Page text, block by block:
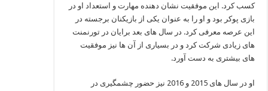
کسب کرد. این موفقیت نشان‌ دهنده مهارت و استعداد او در
بازی پوکر بود و او را به عنوان یکی از بازیکنان برجسته در
این عرصه معرفی کرد. در سال‌ های بعد برایان در تورنمنت‌
های زیادی شرکت کرد و در بسیاری از آن ها نیز موفقیت‌
های بیشتری به دست آورد.
او در سال‌ های 2015 و 2016 نیز حضور چشمگیری در